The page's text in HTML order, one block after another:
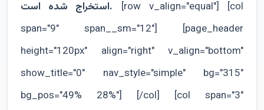
استخراج شده است. [row v_align="equal"] [col
span="9" span__sm="12"] [page_header
height="120px" align="right" v_align="bottom"
show_title="0" nav_style="simple" bg="315"
bg_pos="49% 28%"] [/col] [col span="3"